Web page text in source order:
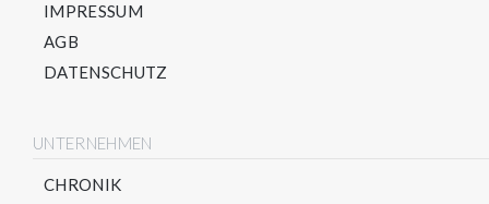
IMPRESSUM
AGB
DATENSCHUTZ
UNTERNEHMEN
CHRONIK